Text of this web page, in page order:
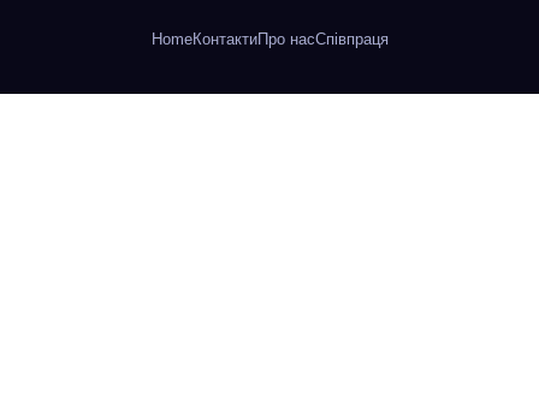
HomeКонтактиПро насСпівпраця